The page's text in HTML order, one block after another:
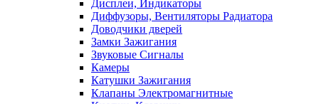
Дисплеи, Индикаторы
Диффузоры, Вентиляторы Радиатора
Доводчики дверей
Замки Зажигания
Звуковые Сигналы
Камеры
Катушки Зажигания
Клапаны Электромагнитные